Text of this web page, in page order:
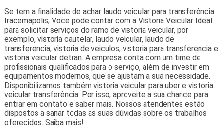
Se tem a finalidade de achar laudo veicular para transferência
Iracemápolis, Você pode contar com a Vistoria Veicular Ideal
para solicitar serviços do ramo de vistoria veicular, por
exemplo, vistoria cautelar, laudo veicular, laudo de
transferencia, vistoria de veiculos, vistoria para transferencia e
vistoria veicular detran. A empresa conta com um time de
profissionais qualificados para o serviço, além de investir em
equipamentos modernos, que se ajustam a sua necessidade.
Disponibilizamos também vistoria veicular para uber e vistoria
veicular transferência. Por isso, aproveite a sua chance para
entrar em contato e saber mais. Nossos atendentes estão
dispostos a sanar todas as suas dúvidas sobre os trabalhos
oferecidos. Saiba mais!